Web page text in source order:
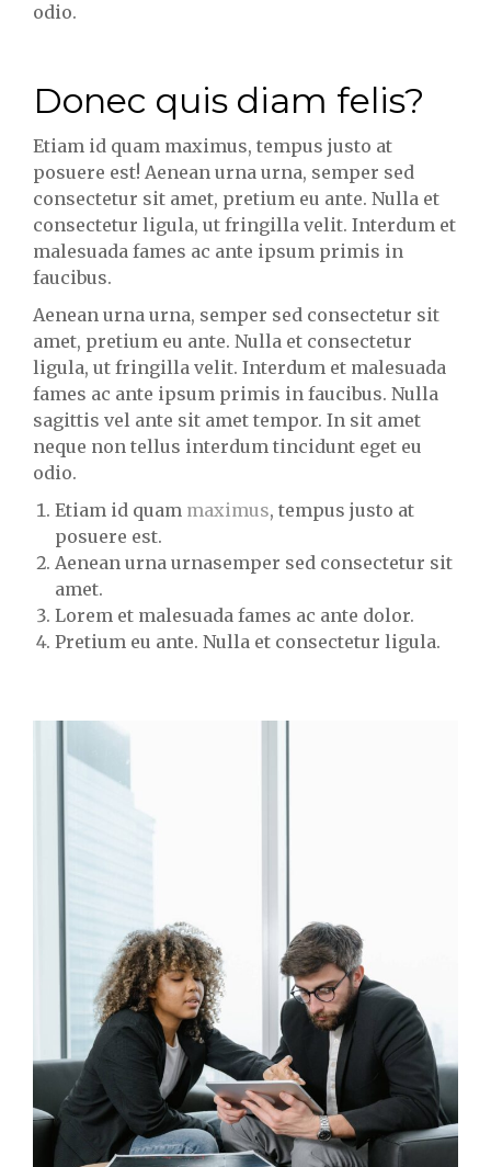
odio.
Donec quis diam felis?
Etiam id quam maximus, tempus justo at
posuere est! Aenean urna urna, semper sed
consectetur sit amet, pretium eu ante. Nulla et
consectetur ligula, ut fringilla velit. Interdum et
malesuada fames ac ante ipsum primis in
faucibus.
Aenean urna urna, semper sed consectetur sit
amet, pretium eu ante. Nulla et consectetur
ligula, ut fringilla velit. Interdum et malesuada
fames ac ante ipsum primis in faucibus. Nulla
sagittis vel ante sit amet tempor. In sit amet
neque non tellus interdum tincidunt eget eu
odio.
Etiam id quam maximus, tempus justo at
posuere est.
Aenean urna urnasemper sed consectetur sit
amet.
Lorem et malesuada fames ac ante dolor.
Pretium eu ante. Nulla et consectetur ligula.